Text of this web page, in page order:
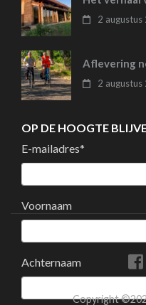
2 augustus
Aflevering
2 augustus
OP DE HOOGTE
E-mailadres*
Voornaam
Achternaam
Copyright